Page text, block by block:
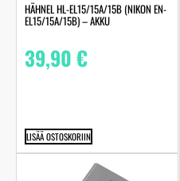
HÄHNEL HL-EL15/15A/15B (NIKON EN-
EL15/15A/15B) – AKKU
39,90€
LISÄÄ OSTOSKORIIN